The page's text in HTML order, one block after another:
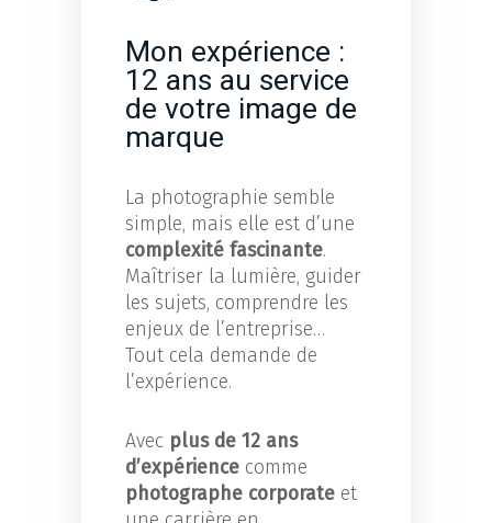
Mon expérience :
12 ans au service
de votre image de
marque
La photographie semble
simple, mais elle est d’une
complexité fascinante.
Maîtriser la lumière, guider
les sujets, comprendre les
enjeux de l’entreprise…
Tout cela demande de
l’expérience.
Avec plus de 12 ans
d’expérience comme
photographe corporate et